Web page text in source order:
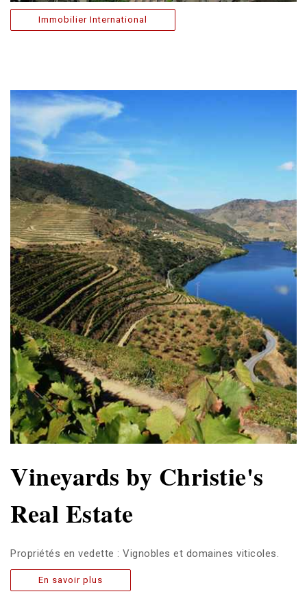
Immobilier International
Vineyards by Christie's
Real Estate
Propriétés en vedette : Vignobles et domaines viticoles.
En savoir plus